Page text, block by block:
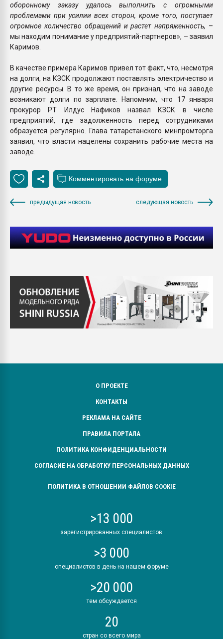
оборонному заказу удалось выполнить с огромными
проблемами при усилии всех сторон, кроме того, поступает
огромное количество обращений и растет напряженность, –
мы находим понимание у предприятий-партнеров», – заявил
Каримов.
В качестве примера Каримов привел тот факт, что, несмотря
на долги, на КЗСК продолжают поставлять электричество и
другие ресурсы. В то же время, он признал, что на заводе
возникают долги по зарплате. Напомним, что 17 января
прокурор РТ Илдус Нафиков назвал КЗСК в числе
предприятий, где задолженность перед сотрудниками
образуется регулярно. Глава татарстанского минпромторга
заявил, что власти нацелены сохранить рабочие места на
заводе.
предыдущая новость следующая новость
О ПРОЕКТЕ
КОНТАКТЫ
РЕКЛАМА НА САЙТЕ
ПРАВИЛА ПОРТАЛА
ПОЛИТИКА КОНФИДЕНЦИАЛЬНОСТИ
СОГЛАСИЕ НА ОБРАБОТКУ ПЕРСОНАЛЬНЫХ ДАННЫХ
ПОЛИТИКА В ОТНОШЕНИИ ФАЙЛОВ COOKIE
>13 000
зарегистрированных специалистов
>3 000
специалистов в день на нашем форуме
>20 000
тем обсуждается
20
стран со всего мира